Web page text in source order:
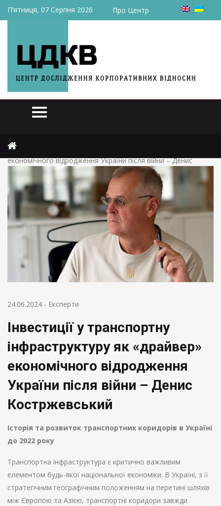
П’ятниця, 07 Серпня 2026 Про Центр
Інвестиції у транспортну інфраструктуру як «драйвер»
економічного відродження України після війни – Денис
24.06.2024 - Експерти
Інвестиції у транспортну
інфраструктуру як «драйвер»
економічного відродження
України після війни – Денис
Костржевський
Історія та розвиток транспортних коридорів в Україні
до 2022 року
Транспортна інфраструктура є критично важливим
елементом будь-якої національної економіки. В Україні, з її
стратегічним географічним положенням на перетині шляхів
між Європою та Азією, транспортні коридори завжди